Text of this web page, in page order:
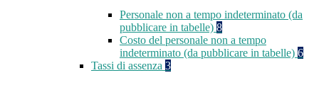
Personale non a tempo indeterminato (da
pubblicare in tabelle) 8
Costo del personale non a tempo
indeterminato (da pubblicare in tabelle) 6
Tassi di assenza 3